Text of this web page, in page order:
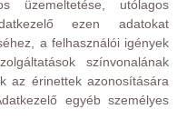
üzemeltetése, utólagos
ezen adatokat
a felhasználói igények
színvonalának
az érinettek azonosítására
egyéb személyes